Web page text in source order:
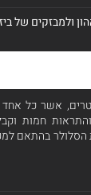
ולמבזקים של
אשר כל
חמות
בהתאם